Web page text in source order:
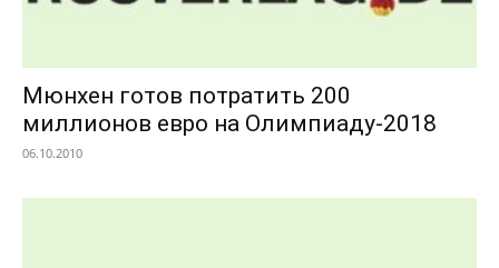
Мюнхен готов потратить 200
миллионов евро на Олимпиаду-2018
06.10.2010